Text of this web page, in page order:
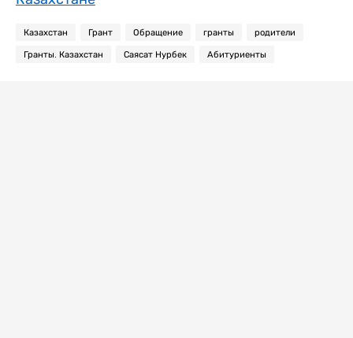
Казахстан Грант Обращение гранты родители
Гранты. Казахстан Саясат Нурбек Абитуриенты